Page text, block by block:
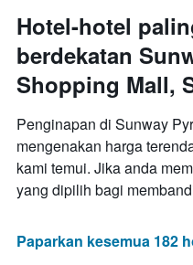
Hotel-hotel
berdekatan
Shopping Mall,
Penginapan di Sunway
mengenakan harga
kami temui. Jika anda
yang dipilih bagi
Paparkan kesemua 182